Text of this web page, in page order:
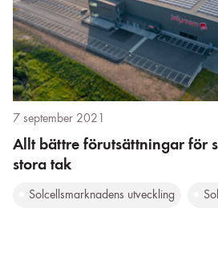
7 september 2021
Allt bättre förutsättningar för
stora tak
Solcellsmarknadens utveckling